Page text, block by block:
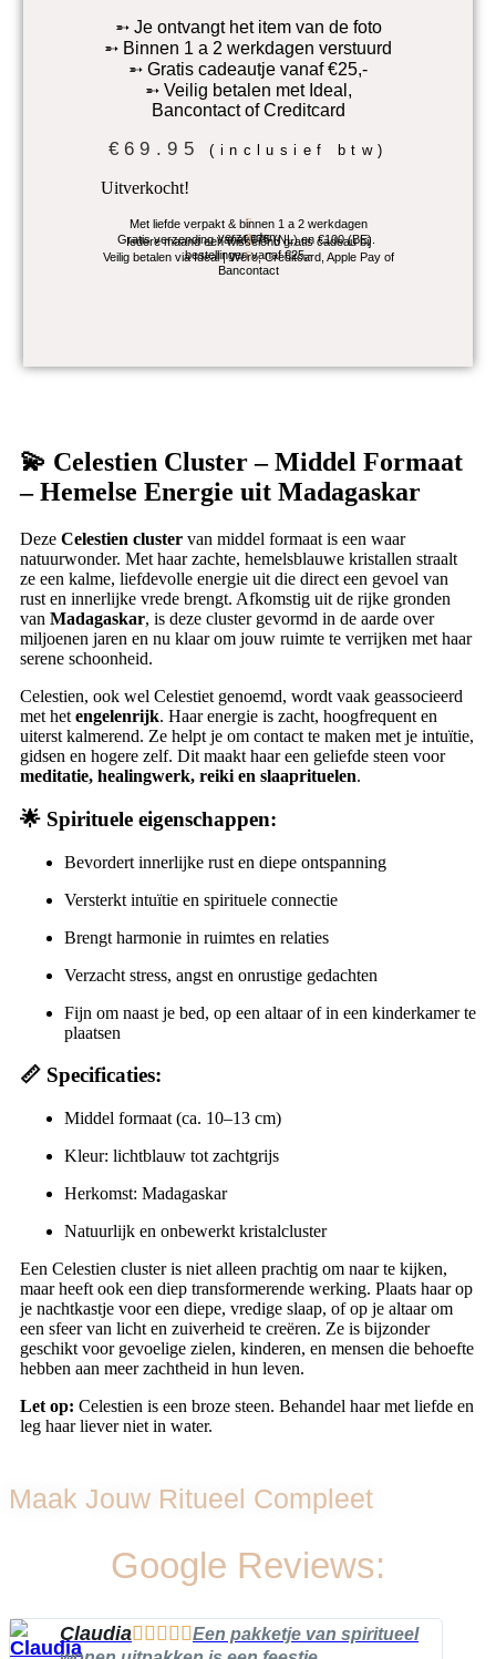
➵ Je ontvangt het item van de foto
➵ Binnen 1 a 2 werkdagen verstuurd
➵ Gratis cadeautje vanaf €25,-
➵ Veilig betalen met Ideal,
Bancontact of Creditcard
€ 69.95 (inclusief btw)
Uitverkocht!
Met liefde verpakt & binnen 1 a 2 werkdagen
verzonden.
Gratis verzending vanaf €75 (NL) en €100 (BE).
Iedere maand een wisselend gratis cadeau bij
bestellingen vanaf €25,-
Veilig betalen via Ideal | Wero, Creditcard, Apple Pay of
Bancontact
💫 Celestien Cluster – Middel Formaat
– Hemelse Energie uit Madagaskar
Deze Celestien cluster van middel formaat is een waar
natuurwonder. Met haar zachte, hemelsblauwe kristallen straalt
ze een kalme, liefdevolle energie uit die direct een gevoel van
rust en innerlijke vrede brengt. Afkomstig uit de rijke gronden
van Madagaskar, is deze cluster gevormd in de aarde over
miljoenen jaren en nu klaar om jouw ruimte te verrijken met haar
serene schoonheid.
Celestien, ook wel Celestiet genoemd, wordt vaak geassocieerd
met het engelenrijk. Haar energie is zacht, hoogfrequent en
uiterst kalmerend. Ze helpt je om contact te maken met je intuïtie,
gidsen en hogere zelf. Dit maakt haar een geliefde steen voor
meditatie, healingwerk, reiki en slaaprituelen.
🌟 Spirituele eigenschappen:
Bevordert innerlijke rust en diepe ontspanning
Versterkt intuïtie en spirituele connectie
Brengt harmonie in ruimtes en relaties
Verzacht stress, angst en onrustige gedachten
Fijn om naast je bed, op een altaar of in een kinderkamer te
plaatsen
📏 Specificaties:
Middel formaat (ca. 10–13 cm)
Kleur: lichtblauw tot zachtgrijs
Herkomst: Madagaskar
Natuurlijk en onbewerkt kristalcluster
Een Celestien cluster is niet alleen prachtig om naar te kijken,
maar heeft ook een diep transformerende werking. Plaats haar op
je nachtkastje voor een diepe, vredige slaap, of op je altaar om
een sfeer van licht en zuiverheid te creëren. Ze is bijzonder
geschikt voor gevoelige zielen, kinderen, en mensen die behoefte
hebben aan meer zachtheid in hun leven.
Let op: Celestien is een broze steen. Behandel haar met liefde en
leg haar liever niet in water.
Maak Jouw Ritueel Compleet
Google Reviews:
ClaudiaEen pakketje van spiritueel